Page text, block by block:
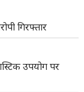
गिरफ्तार
उपयोग पर